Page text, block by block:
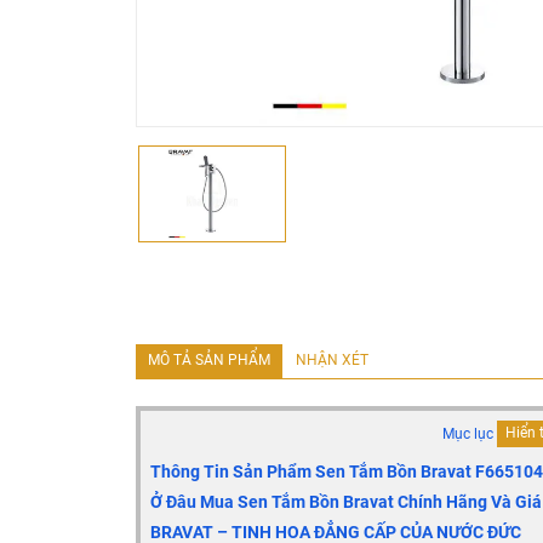
MÔ TẢ SẢN PHẨM NHẬN XÉT
Mục lục Hiển
Thông Tin Sản Phẩm Sen Tắm Bồn Bravat
Ở Đâu Mua Sen Tắm Bồn Bravat Chính Hãng Và
BRAVAT – TINH HOA ĐẲNG CẤP CỦA NƯỚC ĐỨC